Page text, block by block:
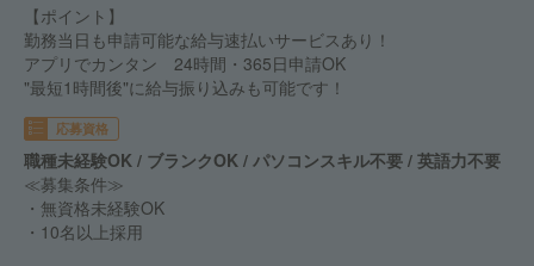
【ポイント】
勤務当日も申請可能な給与速払いサービスあり！
アプリでカンタン 24時間・365日申請OK
"最短1時間後"に給与振り込みも可能です！
応募資格
職種未経験OK / ブランクOK / パソコンスキル不要 / 英語力不要
≪募集条件≫
・無資格未経験OK
・10名以上採用